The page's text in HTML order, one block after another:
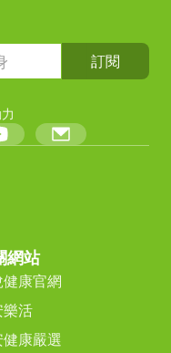
訂閱
網站
健康官網
活
康嚴選